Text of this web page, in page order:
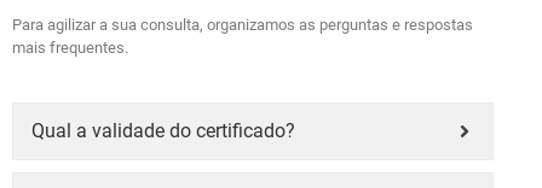
Para agilizar a sua consulta, organizamos as perguntas e respostas
mais frequentes.
Qual a validade do certificado?